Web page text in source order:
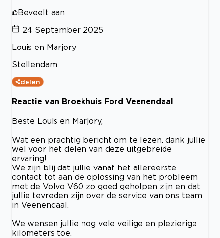
Beveelt aan
24 September 2025
Louis en Marjory
Stellendam
delen
Reactie van Broekhuis Ford Veenendaal
Beste Louis en Marjory,
Wat een prachtig bericht om te lezen, dank jullie
wel voor het delen van deze uitgebreide
ervaring!
We zijn blij dat jullie vanaf het allereerste
contact tot aan de oplossing van het probleem
met de Volvo V60 zo goed geholpen zijn en dat
jullie tevreden zijn over de service van ons team
in Veenendaal.
We wensen jullie nog vele veilige en plezierige
kilometers toe.